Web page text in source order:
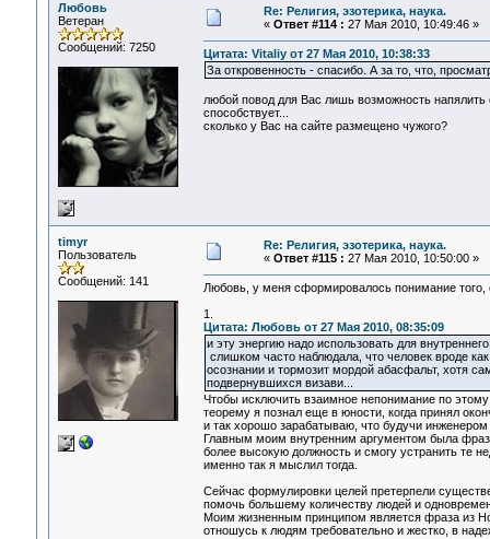
Любовь
Ветеран
Сообщений: 7250
Re: Религия, эзотерика, наука.
« Ответ #114 : 27 Мая 2010, 10:49:46 »
Цитата: Vitaliy от 27 Мая 2010, 10:38:33
За откровенность - спасибо. А за то, что,
любой повод для Вас лишь возможность
способствует...
сколько у Вас на сайте размещено чужого?
timyr
Пользователь
Сообщений: 141
Re: Религия, эзотерика, наука.
« Ответ #115 : 27 Мая 2010, 10:50:00 »
Любовь, у меня сформировалось понимание
1.
Цитата: Любовь от 27 Мая 2010, 08:35:09
и эту энергию надо использовать для
слишком часто наблюдала, что человек вроде
осознании и тормозит мордой абасфальт, хотя
подвернувшихся визави...
Чтобы исключить взаимное непонимание по
теорему я познал еще в юности, когда принял
и так хорошо зарабатываю, что будучи
Главным моим внутренним аргументом была
более высокую должность и смогу устранить те
именно так я мыслил тогда.
Сейчас формулировки целей претерпели
помочь большему количеству людей и
Моим жизненным принципом является фраза из
отношусь к людям требовательно и жестко, в